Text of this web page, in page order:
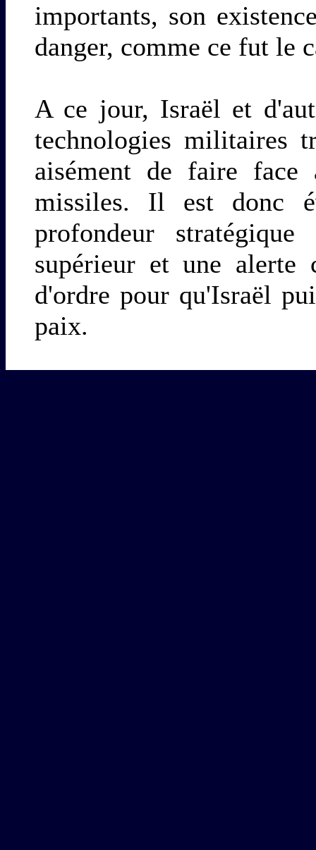
importants, son
danger, comme ce fut le
A ce jour, Israël et
technologies militaires
aisément de faire face
missiles. Il est donc
profondeur
supérieur et une alerte
d'ordre pour qu'Israël
paix.